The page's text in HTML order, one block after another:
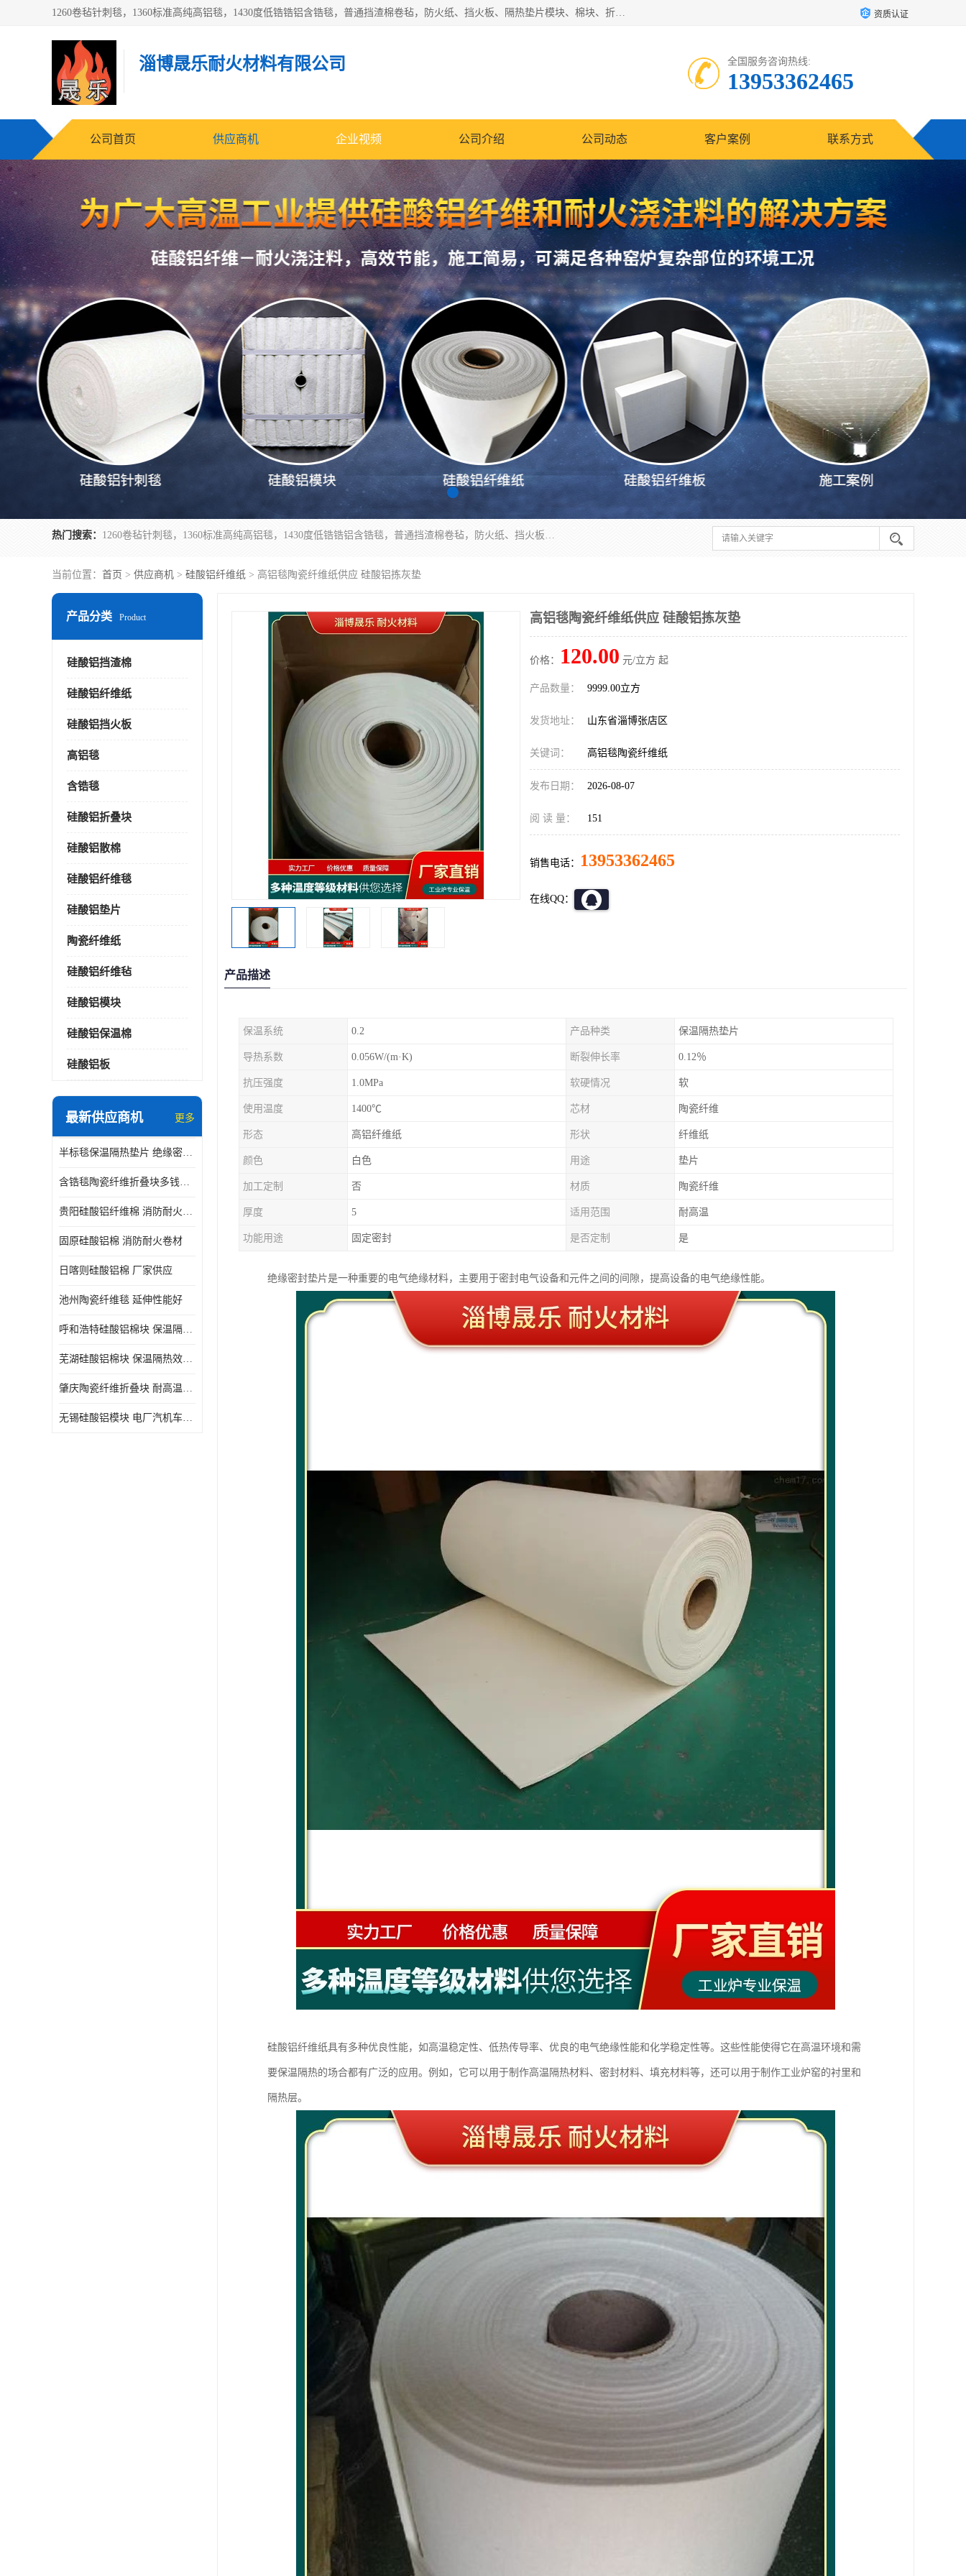
1260卷毡针刺毯，1360标准高纯高铝毯，1430度低锆锆铝含锆毯，普通挡渣棉卷毡，防火纸、挡火板、隔热垫片模块、棉块、折叠块、散棉高温固化剂价格规格密度多少钱图片视频立方平米参数指标 资质认证
淄博晟乐耐火材料有限公司 全国服务咨询热线:
13953362465
公司首页 供应商机 企业视频 公司介绍 公司动态 客户案例 联系方式
热门搜索： 1260卷毡针刺毯，1360标准高纯高铝毯，1430度低锆锆铝含锆毯，普通挡渣棉卷毡，防火纸、挡火板、隔热垫片模块、棉块、折叠块、散棉高温固化剂价格规格密度多少钱图片视频立方平米参数指标
当前位置： 首页 > 供应商机 > 硅酸铝纤维纸 > 高铝毯陶瓷纤维纸供应 硅酸铝拣灰垫
产品分类 Product
硅酸铝挡渣棉
硅酸铝纤维纸
硅酸铝挡火板
高铝毯
含锆毯
硅酸铝折叠块
硅酸铝散棉
硅酸铝纤维毯
硅酸铝垫片
陶瓷纤维纸
硅酸铝纤维毡
硅酸铝模块
硅酸铝保温棉
硅酸铝板
最新供应商机 更多
半标毯保温隔热垫片 绝缘密封垫片
含锆毯陶瓷纤维折叠块多钱一立方 硅酸铝模块
贵阳硅酸铝纤维棉 消防耐火卷材
固原硅酸铝棉 消防耐火卷材
日喀则硅酸铝棉 厂家供应
池州陶瓷纤维毯 延伸性能好
呼和浩特硅酸铝棉块 保温隔热效果好
芜湖硅酸铝棉块 保温隔热效果好
肇庆陶瓷纤维折叠块 耐高温阻燃 抗撕裂 质地硬
无锡硅酸铝模块 电厂汽机车间设备管道保温用硅酸铝棉
高铝毯陶瓷纤维纸供应 硅酸铝拣灰垫
价格： 120.00 元/立方 起
产品数量： 9999.00立方
发货地址： 山东省淄博张店区
关键词： 高铝毯陶瓷纤维纸
发布日期： 2026-08-07
阅 读 量： 151
销售电话： 13953362465
在线QQ：
产品描述
保温系统 0.2 产品种类 保温隔热垫片
导热系数 0.056W/(m·K) 断裂伸长率 0.12％
抗压强度 1.0MPa 软硬情况 软
使用温度 1400℃ 芯材 陶瓷纤维
形态 高铝纤维纸 形状 纤维纸
颜色 白色 用途 垫片
加工定制 否 材质 陶瓷纤维
厚度 5 适用范围 耐高温
功能用途 固定密封 是否定制 是
绝缘密封垫片是一种重要的电气绝缘材料，主要用于密封电气设备和元件之间的间隙，提高设备的电气绝缘性能。
硅酸铝纤维纸具有多种优良性能，如高温稳定性、低热传导率、优良的电气绝缘性能和化学稳定性等。这些性能使得它在高温环境和需
要保温隔热的场合都有广泛的应用。例如，它可以用于制作高温隔热材料、密封材料、填充材料等，还可以用于制作工业炉窑的衬里和
隔热层。